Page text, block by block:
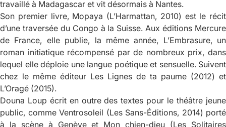
travaillé à Madagascar et vit désormais à Nantes.
Son premier livre, Mopaya (L’Harmattan, 2010) est le récit
d’une traversée du Congo à la Suisse. Aux éditions Mercure
de France, elle publie, la même année, L’Embrasure, un
roman initiatique récompensé par de nombreux prix, dans
lequel elle déploie une langue poétique et sensuelle. Suivent
chez le même éditeur Les Lignes de ta paume (2012) et
L’Oragé (2015).
Douna Loup écrit en outre des textes pour le théâtre jeune
public, comme Ventrosoleil (Les Sans-Éditions, 2014) porté
à la scène à Genève et Mon chien-dieu (Les Solitaires